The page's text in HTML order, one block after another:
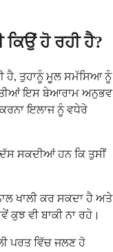
ਕਿਉਂ ਹੋ ਰਹੀ ਹੈ?
ਹੈ, ਤੁਹਾਨੂੰ ਮੂਲ ਸਮੱਸਿਆ ਨੂੰ
ਇਸ ਬੇਆਰਾਮ ਅਨੁਭਵ
ਇਲਾਜ ਨੂੰ ਵਧੇਰੇ
ਸਕਦੀਆਂ ਹਨ ਕਿ ਤੁਸੀਂ
ਖਾਲੀ ਕਰ ਸਕਦਾ ਹੈ ਅਤੇ
ਕੁਝ ਵੀ ਬਾਕੀ ਨਾ ਰਹੇ।
ਪਰਤ ਵਿੱਚ ਜਲਣ ਹੋ